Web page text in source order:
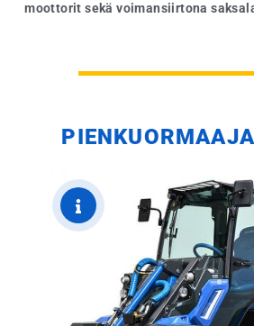
moottorit sekä voimansiirtona